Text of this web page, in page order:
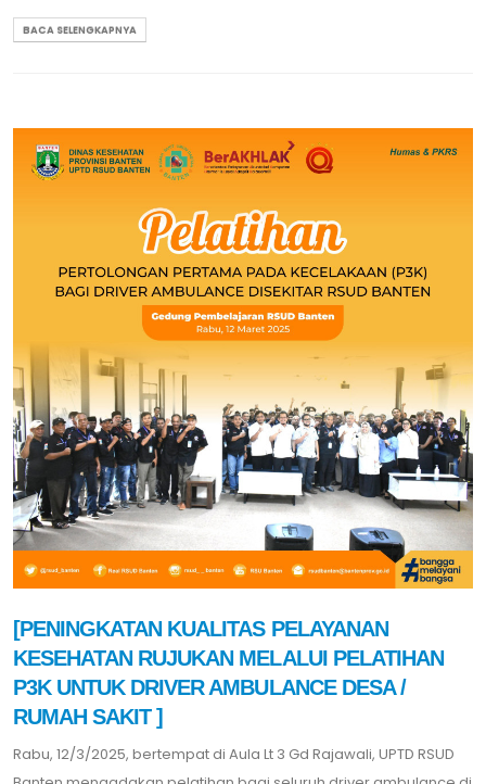
BACA SELENGKAPNYA
[PENINGKATAN KUALITAS PELAYANAN
KESEHATAN RUJUKAN MELALUI PELATIHAN
P3K UNTUK DRIVER AMBULANCE DESA /
RUMAH SAKIT ]
Rabu, 12/3/2025, bertempat di Aula Lt 3 Gd Rajawali, UPTD RSUD